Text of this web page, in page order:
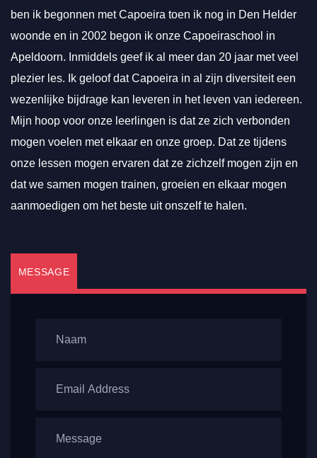
ben ik begonnen met Capoeira toen ik nog in Den Helder
woonde en in 2002 begon ik onze Capoeiraschool in
Apeldoorn. Inmiddels geef ik al meer dan 20 jaar met veel
plezier les. Ik geloof dat Capoeira in al zijn diversiteit een
wezenlijke bijdrage kan leveren in het leven van iedereen.
Mijn hoop voor onze leerlingen is dat ze zich verbonden
mogen voelen met elkaar en onze groep. Dat ze tijdens
onze lessen mogen ervaren dat ze zichzelf mogen zijn en
dat we samen mogen trainen, groeien en elkaar mogen
aanmoedigen om het beste uit onszelf te halen.
MESSAGE